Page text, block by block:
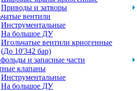
Приводы и затворы
вентили
Инструментальные
На большое ДУ
Игольчатые вентили криогенные
(До 10'342 бар)
и запасные части
клапаны
Инструментальные
На большое ДУ